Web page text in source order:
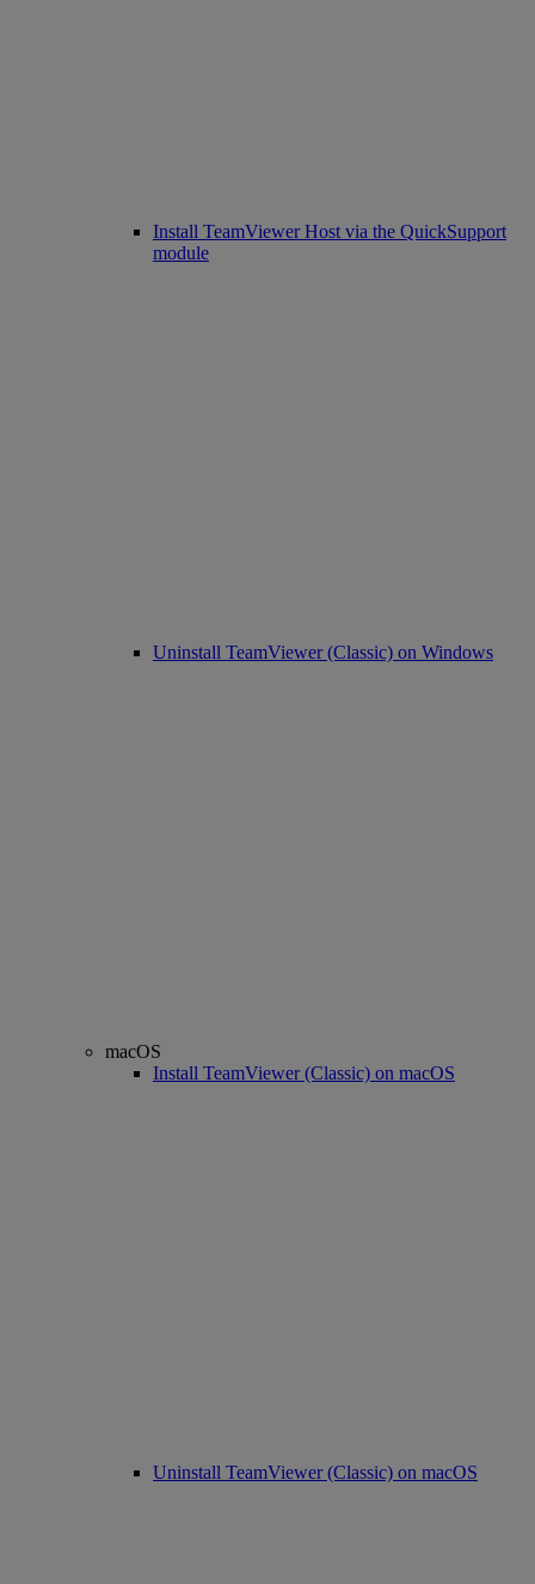
Install TeamViewer Host via the QuickSupport
module
Uninstall TeamViewer (Classic) on Windows
macOS
Install TeamViewer (Classic) on macOS
Uninstall TeamViewer (Classic) on macOS